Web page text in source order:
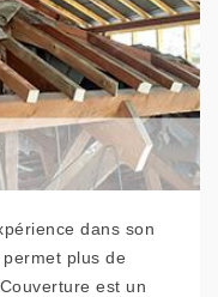
dans son
plus de
est un